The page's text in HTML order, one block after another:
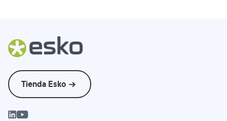
Tienda Esko